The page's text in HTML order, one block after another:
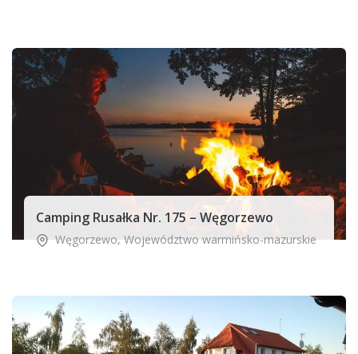
Camping Rusałka Nr. 175 – Węgorzewo
Węgorzewo, Województwo warmińsko-mazurskie